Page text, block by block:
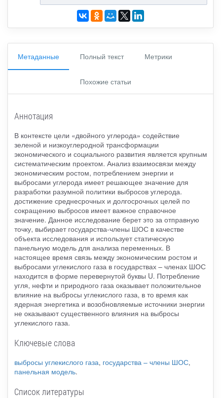
Метаданные Полный текст Метрики
Похожие статьи
Аннотация
В контексте цели «двойного углерода» содействие
зеленой и низкоуглеродной трансформации
экономического и социального развития является крупным
систематическим проектом. Анализ взаимосвязи между
экономическим ростом, потреблением энергии и
выбросами углерода имеет решающее значение для
разработки разумной политики выбросов углерода.
достижение среднесрочных и долгосрочных целей по
сокращению выбросов имеет важное справочное
значение. Данное исследование берет это за отправную
точку, выбирает государства-члены ШОС в качестве
объекта исследования и использует статическую
панельную модель для анализа переменных. В
настоящее время связь между экономическим ростом и
выбросами углекислого газа в государствах – членах ШОС
находится в форме перевернутой буквы U. Потребление
угля, нефти и природного газа оказывает положительное
влияние на выбросы углекислого газа, в то время как
ядерная энергетика и возобновляемые источники энергии
не оказывают существенного влияния на выбросы
углекислого газа.
Ключевые слова
выбросы углекислого газа, государства – члены ШОС,
панельная модель.
Список литературы